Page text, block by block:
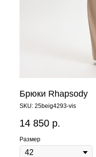
Брюки Rhapsody
SKU: 25beig4293-vis
14 850 р.
Размер